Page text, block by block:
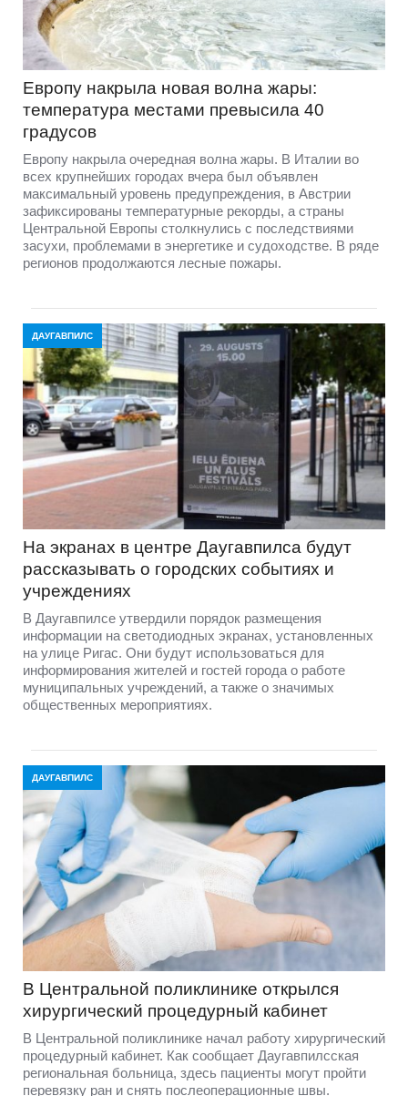
Европу накрыла новая волна жары:
температура местами превысила 40
градусов
Европу накрыла очередная волна жары. В Италии во
всех крупнейших городах вчера был объявлен
максимальный уровень предупреждения, в Австрии
зафиксированы температурные рекорды, а страны
Центральной Европы столкнулись с последствиями
засухи, проблемами в энергетике и судоходстве. В ряде
регионов продолжаются лесные пожары.
ДАУГАВПИЛС
На экранах в центре Даугавпилса будут
рассказывать о городских событиях и
учреждениях
В Даугавпилсе утвердили порядок размещения
информации на светодиодных экранах, установленных
на улице Ригас. Они будут использоваться для
информирования жителей и гостей города о работе
муниципальных учреждений, а также о значимых
общественных мероприятиях.
ДАУГАВПИЛС
В Центральной поликлинике открылся
хирургический процедурный кабинет
В Центральной поликлинике начал работу хирургический
процедурный кабинет. Как сообщает Даугавпилсская
региональная больница, здесь пациенты могут пройти
перевязку ран и снять послеоперационные швы.